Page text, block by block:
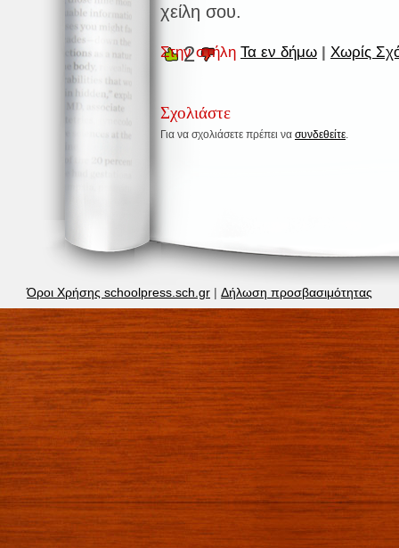
χείλη σου.
Στην στήλη Τα εν δήμω Χωρίς
2
Σχολιάστε
Για να σχολιάσετε πρέπει να συνδεθείτε.
Όροι Χρήσης schoolpress.sch.gr | Δήλωση προσβασιμότητας